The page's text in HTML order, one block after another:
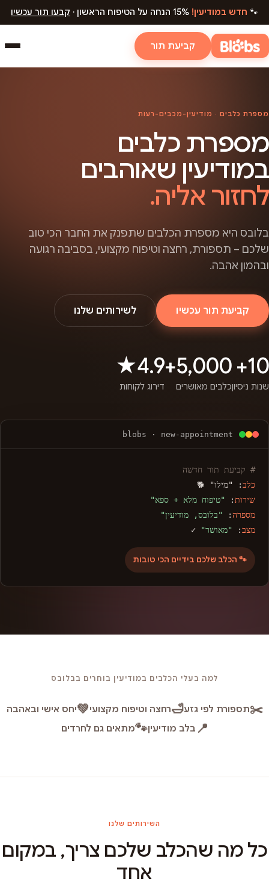
🐾 חדש במודיעין! קבעו תור עכשיו
קביעת תור
מספרת כלבים · מודיעין-מכבים-רעות
מספרת כלבים
במודיעין שאוהבים
לחזור אליה.
בלובס היא מספרת הכלבים שתפנק את החבר הכי טוב
שלכם – תספורת, רחצה וטיפוח מקצועי, בסביבה רגועה
ובהמון אהבה.
קביעת תור עכשיו לשירותים שלנו
10+
שנות ניסיון
5,000+
כלבים מאושרים
4.9★
דירוג לקוחות
blobs · new-appointment
# קביעת תור חדשה
כלב: "מילו" 🐕
שירות : "טיפוח מלא + ספא"
מספרה: "בלובס, מודיעין"
מצב: "מאושר" ✓
🐾 הכלב שלכם בידיים הכי טובות
למה בעלי הכלבים במודיעין בוחרים בבלובס
✂️תספורת לפי גזע🛁רחצה וטיפוח מקצועי💚יחס אישי ובאהבה
📍 בלב מודיעין🐾מתאים גם לחרדים
השירותים שלנו
כל מה שהכלב שלכם צריך, במקום
אחד